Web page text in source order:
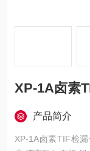
XP-1A卤素
产品简介
XP-1A卤素TIF检